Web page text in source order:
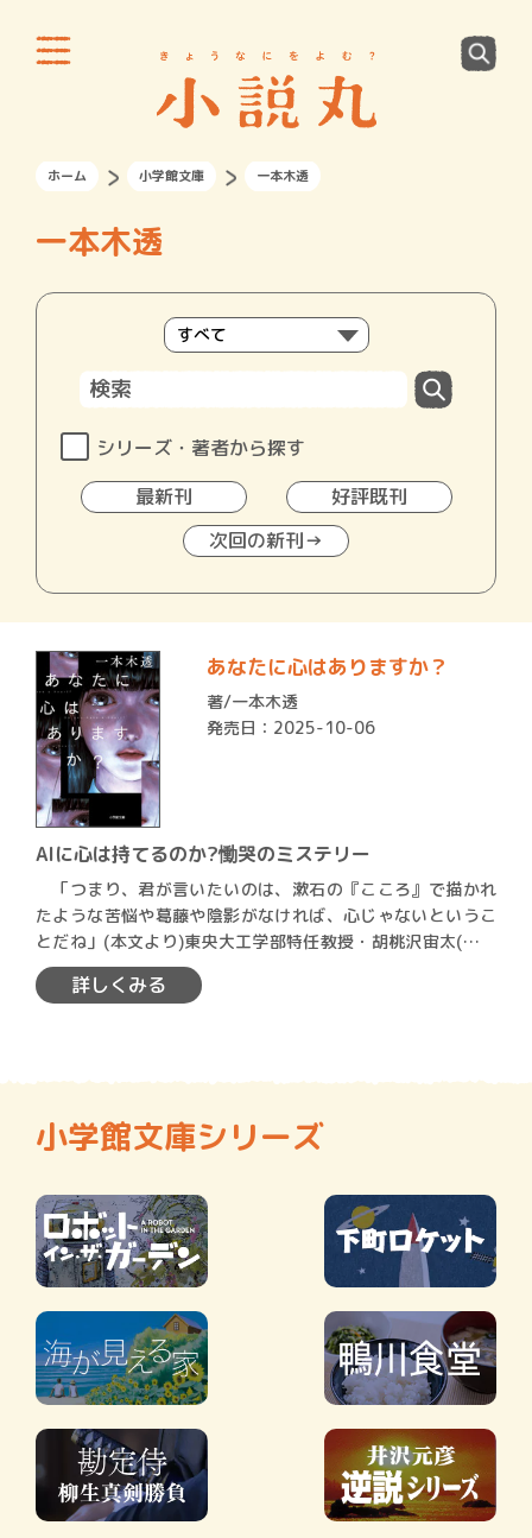
ホーム 小学館文庫 一本木透
一本木透
シリーズ・著者から探す
最新刊
好評既刊
次回の新刊→
あなたに心はありますか？
著/一本木透
発売日：2025-10-06
AIに心は持てるのか?慟哭のミステリー
「つまり、君が言いたいのは、漱石の『こころ』で描かれ
たような苦悩や葛藤や陰影がなければ、心じゃないというこ
とだね」(本文より)東央大工学部特任教授・胡桃沢宙太(くる
みざ…
詳しくみる
小学館文庫シリーズ